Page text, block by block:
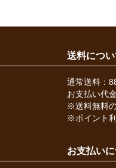
送料につ
通常送料：
お支払い代
※送料無料
※ポイント
お支払い